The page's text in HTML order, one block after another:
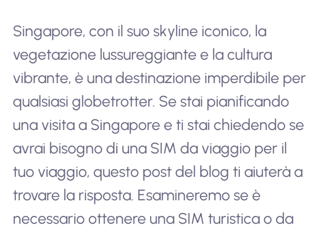
Singapore, con il suo skyline iconico, la
vegetazione lussureggiante e la cultura
vibrante, è una destinazione imperdibile per
qualsiasi globetrotter. Se stai pianificando
una visita a Singapore e ti stai chiedendo se
avrai bisogno di una SIM da viaggio per il
tuo viaggio, questo post del blog ti aiuterà a
trovare la risposta. Esamineremo se è
necessario ottenere una SIM turistica o da